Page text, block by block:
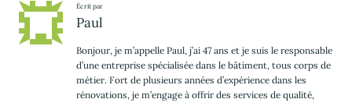
Écrit par
Paul
Bonjour, je m’appelle Paul, j’ai 47 ans et je suis le responsable
d’une entreprise spécialisée dans le bâtiment, tous corps de
métier. Fort de plusieurs années d’expérience dans les
rénovations, je m’engage à offrir des services de qualité,